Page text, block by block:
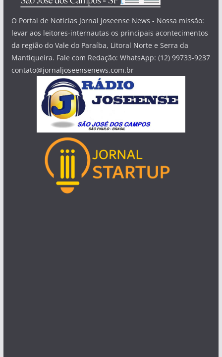
O Portal de Notícias Jornal Joseense News - Nossa missão:
levar aos leitores-internautas os principais acontecimentos
da região do Vale do Paraíba, Litoral Norte e Serra da
Mantiqueira. Fale com Redação: WhatsApp: (12) 99733-9237
contato@jornaljoseensenews.com.br